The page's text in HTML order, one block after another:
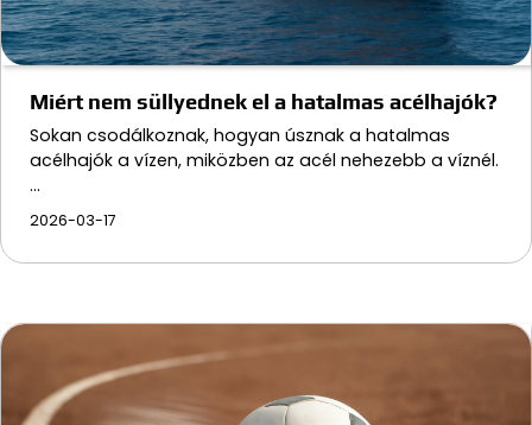
Miért nem süllyednek el a hatalmas acélhajók?
Sokan csodálkoznak, hogyan úsznak a hatalmas
acélhajók a vízen, miközben az acél nehezebb a víznél.
…
2026-03-17